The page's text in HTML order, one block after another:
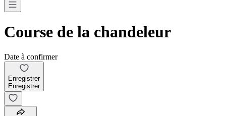
Course de la chandeleur
Date à confirmer
Enregistrer
Enregistrer